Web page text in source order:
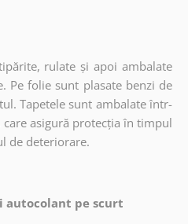
rulate și apoi ambalate
Pe folie sunt plasate benzi de
Tapetele sunt ambalate într-
asigură protecția în timpul
de deteriorare.
pe scurt